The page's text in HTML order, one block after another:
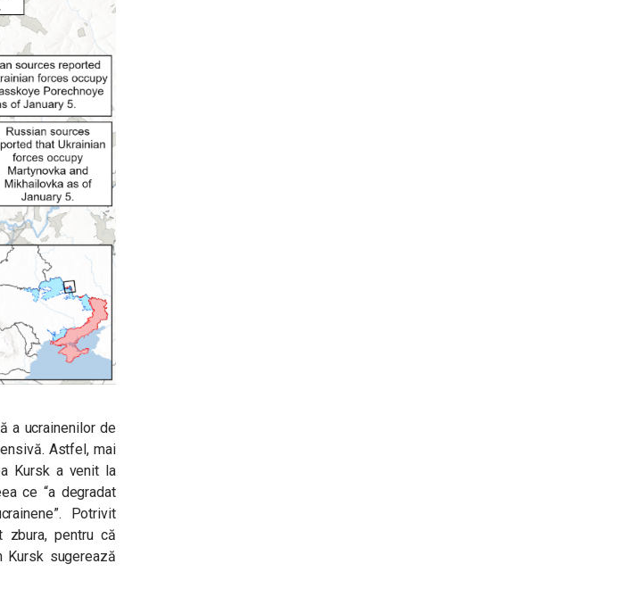
a ucrainenilor de
Astfel, mai
Kursk a venit la
ce “a degradat
Potrivit
zbura, pentru că
sugerează